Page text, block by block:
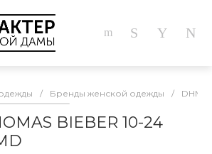
/ Бренды женской одежды / DHMD
BIEBER 10-24